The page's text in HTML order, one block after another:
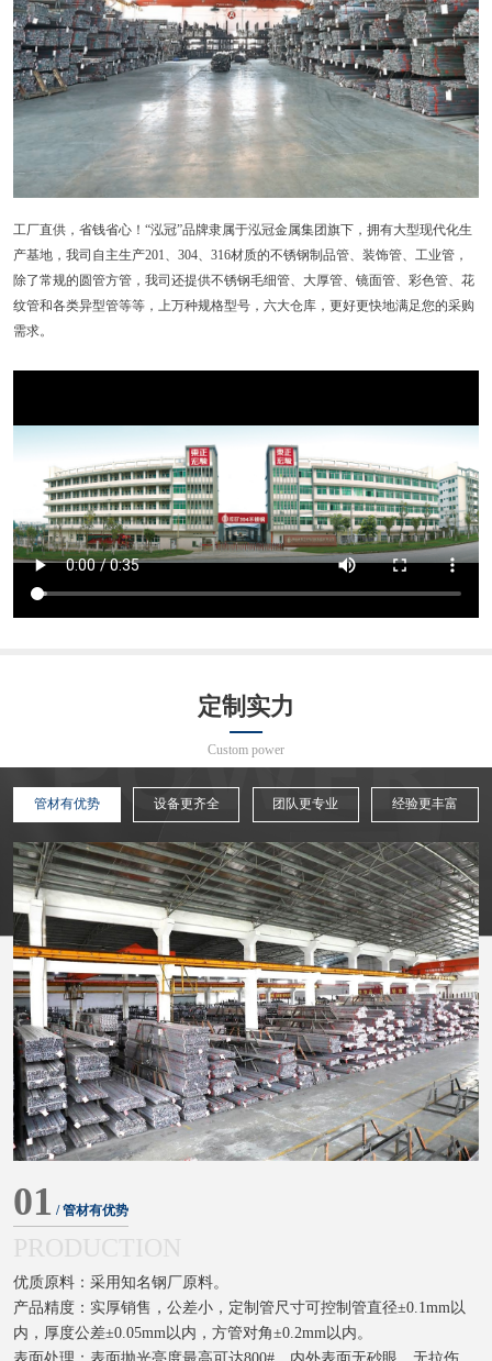
工厂直供，省钱省心！“泓冠”品牌隶属于泓冠金属集团旗下，拥有大型现代化生
产基地，我司自主生产201、304、316材质的不锈钢制品管、装饰管、工业管，
除了常规的圆管方管，我司还提供不锈钢毛细管、大厚管、镜面管、彩色管、花
纹管和各类异型管等等，上万种规格型号，六大仓库，更好更快地满足您的采购
需求。
定制实力
Custom power
管材有优势 设备更齐全 团队更专业 经验更丰富
01 / 管材有优势
优质原料：采用知名钢厂原料。
产品精度：实厚销售，公差小，定制管尺寸可控制管直径±0.1mm以
内，厚度公差±0.05mm以内，方管对角±0.2mm以内。